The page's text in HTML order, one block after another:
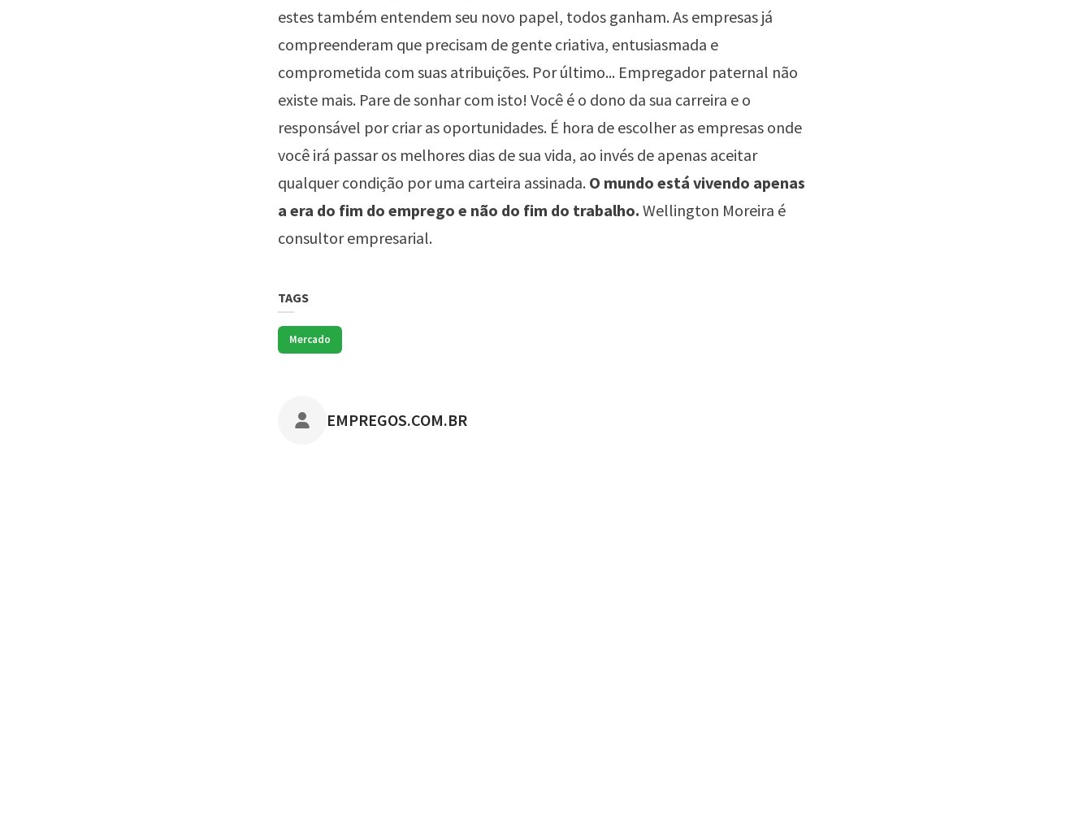
estes também entendem seu novo papel, todos ganham. As empresas já
compreenderam que precisam de gente criativa, entusiasmada e
comprometida com suas atribuições. Por último... Empregador paternal não
existe mais. Pare de sonhar com isto! Você é o dono da sua carreira e o
responsável por criar as oportunidades. É hora de escolher as empresas onde
você irá passar os melhores dias de sua vida, ao invés de apenas aceitar
qualquer condição por uma carteira assinada. O mundo está vivendo apenas
a era do fim do emprego e não do fim do trabalho. Wellington Moreira é
consultor empresarial.
TAGS
Mercado
POSTADO POR
EMPREGOS.COM.BR